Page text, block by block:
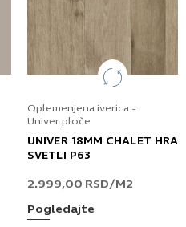
Oplemenjena iverica -
Univer ploče
UNIVER 18MM CHALET
SVETLI P63
2.999,00 RSD/M2
Pogledajte